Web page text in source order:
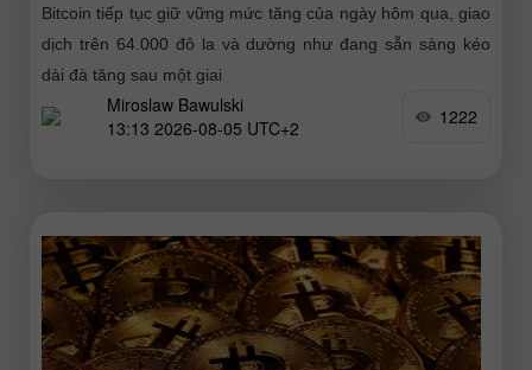
Bitcoin tiếp tục giữ vững mức tăng của ngày hôm qua, giao
dịch trên 64.000 đô la và dường như đang sẵn sàng kéo
dài đà tăng sau một giai
Miroslaw Bawulski
13:13 2026-08-05 UTC+2
1222